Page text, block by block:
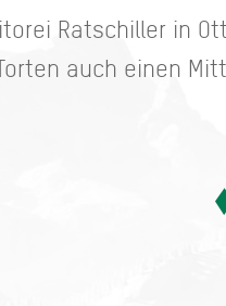
Ratschiller in
auch einen